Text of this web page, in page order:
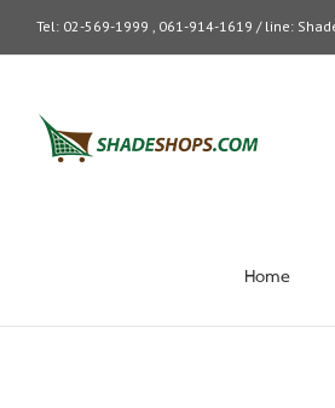
Tel: 02-569-1999 , 061-914-1619 / line:
Home